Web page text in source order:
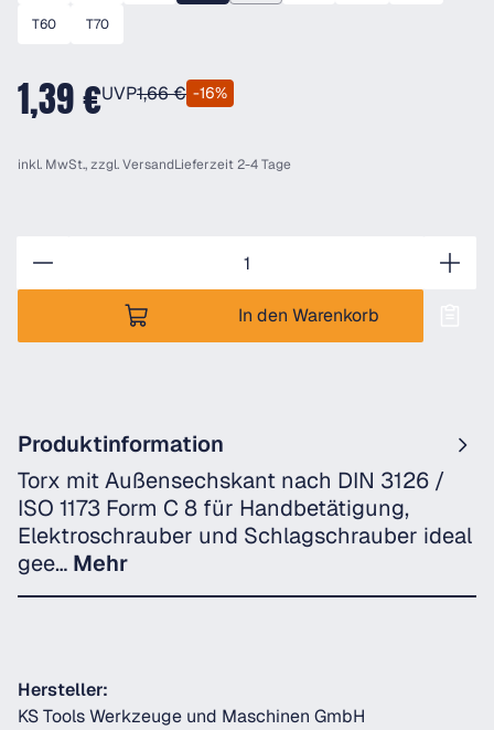
T60 T70
1,39 €UVP1,66 € -16%
inkl. MwSt., zzgl.VersandLieferzeit 2-4 Tage
In den Warenkorb
Produktinformation
Torx mit Außensechskant nach DIN 3126 /
ISO 1173 Form C 8 für Handbetätigung,
Elektroschrauber und Schlagschrauber ideal
gee… Mehr
Hersteller:
KS Tools Werkzeuge und Maschinen GmbH